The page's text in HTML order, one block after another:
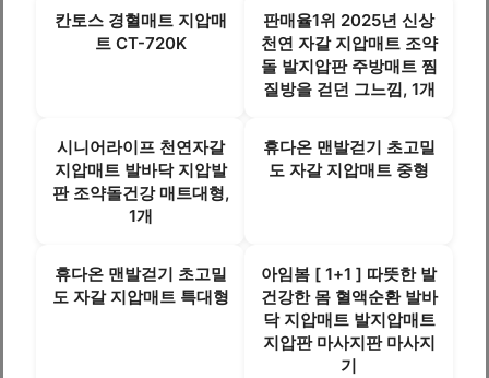
칸토스 경혈매트 지압매
트 CT-720K
판매율1위 2025년 신상
천연 자갈 지압매트 조약
돌 발지압판 주방매트 찜
질방을 걷던 그느낌, 1개
시니어라이프 천연자갈
지압매트 발바닥 지압발
판 조약돌건강 매트대형,
1개
휴다온 맨발걷기 초고밀
도 자갈 지압매트 중형
휴다온 맨발걷기 초고밀
도 자갈 지압매트 특대형
아임봄 [ 1+1 ] 따뜻한 발
건강한 몸 혈액순환 발바
닥 지압매트 발지압매트
지압판 마사지판 마사지
기